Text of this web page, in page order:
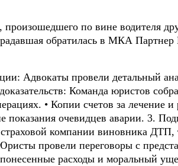
по вине водителя
обратилась в МКА
Адвокаты провели детальный
Команда юристов
• Копии счетов за
показания очевидцев аварии. 3.
компании виновника
провели переговоры с
расходы и моральный